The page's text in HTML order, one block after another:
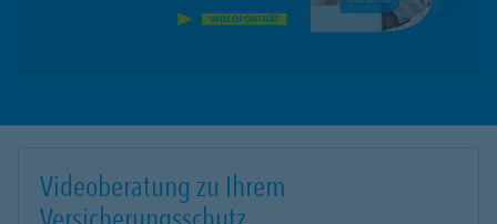
Videoberatung zu Ihrem